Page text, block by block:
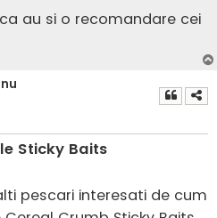
ca au si o recomandare cei
Sticky Baits
pescari interesati de cum